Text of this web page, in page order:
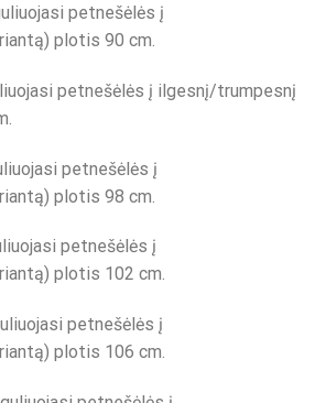
petnešėlės į
plotis 90 cm.
petnešėlės į ilgesnį/trumpesnį
petnešėlės į
plotis 98 cm.
petnešėlės į
plotis 102 cm.
petnešėlės į
plotis 106 cm.